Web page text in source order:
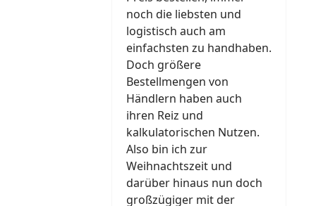
noch die liebsten und
logistisch auch am
einfachsten zu handhaben.
Doch größere
Bestellmengen von
Händlern haben auch
ihren Reiz und
kalkulatorischen Nutzen.
Also bin ich zur
Weihnachtszeit und
darüber hinaus nun doch
großzügiger mit der